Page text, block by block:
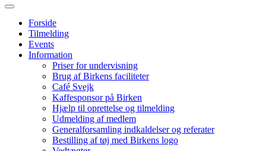
Forside
Tilmelding
Events
Information
Priser for undervisning
Brug af Birkens faciliteter
Café Svejk
Kaffesponsor på Birken
Hjælp til oprettelse og tilmelding
Udmelding af medlem
Generalforsamling indkaldelser og referater
Bestilling af tøj med Birkens logo